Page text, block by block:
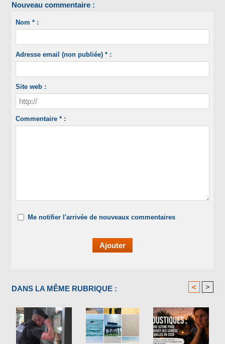
Nouveau commentaire :
Nom * :
Adresse email (non publiée) * :
Site web :
Commentaire * :
Me notifier l'arrivée de nouveaux commentaires
DANS LA MÊME RUBRIQUE : < >